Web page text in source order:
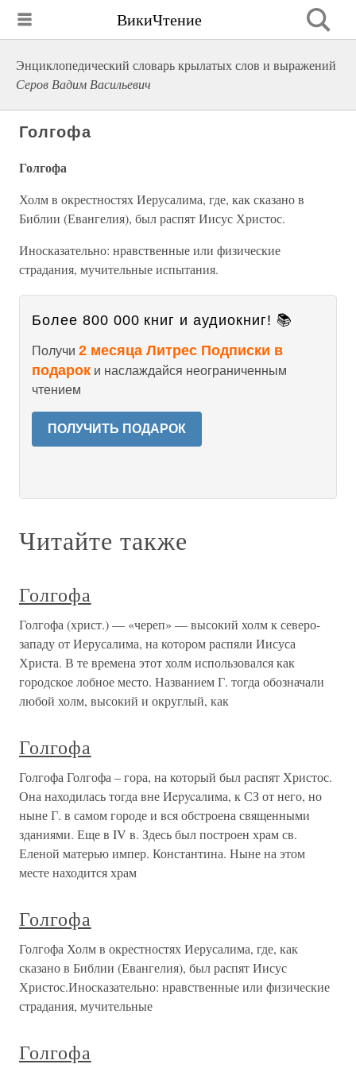
ВикиЧтение
Энциклопедический словарь крылатых слов и выражений
Серов Вадим Васильевич
Голгофа
Голгофа
Холм в окрестностях Иерусалима, где, как сказано в
Библии (Евангелия), был распят Иисус Христос.
Иносказательно: нравственные или физические
страдания, мучительные испытания.
Более 800 000 книг и аудиокниг! 📚
Получи 2 месяца Литрес Подписки в
подарок и наслаждайся неограниченным
чтением
ПОЛУЧИТЬ ПОДАРОК
Читайте также
Голгофа
Голгофа (христ.) — «череп» — высокий холм к северо-
западу от Иерусалима, на котором распяли Иисуса
Христа. В те времена этот холм использовался как
городское лобное место. Названием Г. тогда обозначали
любой холм, высокий и округлый, как
Голгофа
Голгофа Голгофа – гора, на который был распят Христос.
Она находилась тогда вне Иepycaлима, к СЗ от него, но
ныне Г. в самом городе и вся обстроена священными
зданиями. Еще в IV в. Здесь был построен храм св.
Еленой матерью импер. Константина. Ныне на этом
месте находится храм
Голгофа
Голгофа Холм в окрестностях Иерусалима, где, как
сказано в Библии (Евангелия), был распят Иисус
Христос.Иносказательно: нравственные или физические
страдания, мучительные
Голгофа